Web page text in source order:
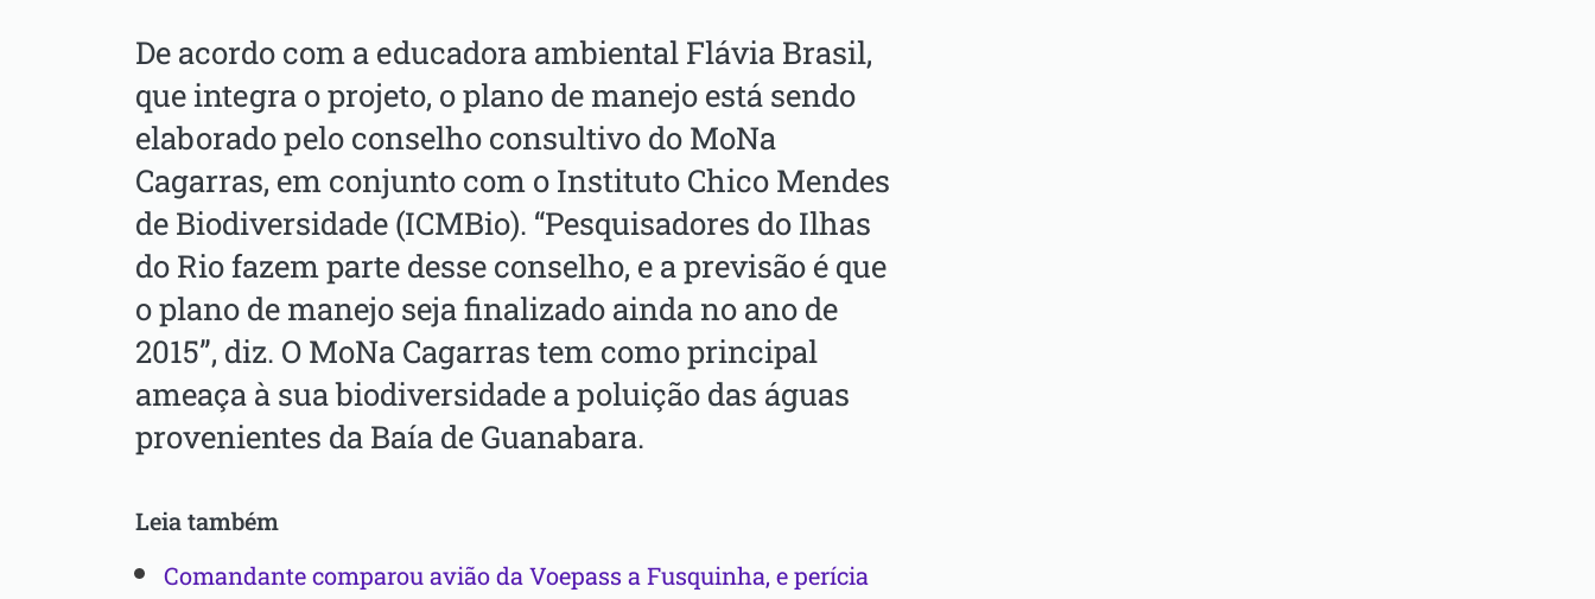
De acordo com a educadora ambiental Flávia Brasil,
que integra o projeto, o plano de manejo está sendo
elaborado pelo conselho consultivo do MoNa
Cagarras, em conjunto com o Instituto Chico Mendes
de Biodiversidade (ICMBio). “Pesquisadores do Ilhas
do Rio fazem parte desse conselho, e a previsão é que
o plano de manejo seja finalizado ainda no ano de
2015”, diz. O MoNa Cagarras tem como principal
ameaça à sua biodiversidade a poluição das águas
provenientes da Baía de Guanabara.
Leia também
Comandante comparou avião da Voepass a Fusquinha, e perícia